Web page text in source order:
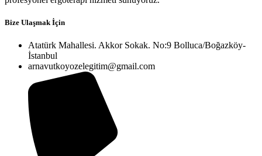
Bize Ulaşmak İçin
Atatürk Mahallesi. Akkor Sokak. No:9 Bolluca/Boğazköy-
İstanbul
arnavutkoyozelegitim@gmail.com